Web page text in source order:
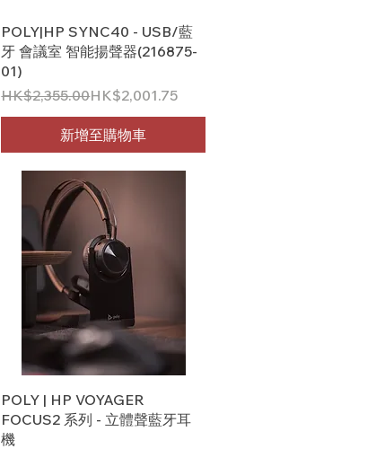
快速瀏覽
POLY|HP SYNC40 - USB/藍
牙 會議室 智能揚聲器(216875-
01)
一般價格
HK$2,355.00
促銷價格 HK$2,001.75
新增至購物車
快速瀏覽
POLY | HP VOYAGER
FOCUS2 系列 - 立體聲藍牙耳
機